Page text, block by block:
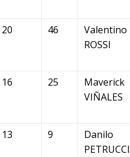
20 46
Valentino
ROSSI
16 25
Maverick
VIÑALES
13 9
Danilo
PETRUCCI